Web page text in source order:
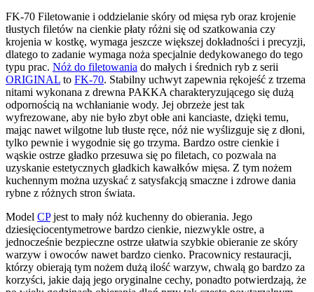
FK-70 Filetowanie i oddzielanie skóry od mięsa ryb oraz krojenie
tłustych filetów na cienkie płaty różni się od szatkowania czy
krojenia w kostkę, wymaga jeszcze większej dokładności i precyzji,
dlatego to zadanie wymaga noża specjalnie dedykowanego do tego
typu prac. Nóż do filetowania do małych i średnich ryb z serii
ORIGINAL to FK-70. Stabilny uchwyt zapewnia rękojeść z trzema
nitami wykonana z drewna PAKKA charakteryzującego się dużą
odpornością na wchłanianie wody. Jej obrzeże jest tak
wyfrezowane, aby nie było zbyt obłe ani kanciaste, dzięki temu,
mając nawet wilgotne lub tłuste ręce, nóż nie wyślizguje się z dłoni,
tylko pewnie i wygodnie się go trzyma. Bardzo ostre cienkie i
wąskie ostrze gładko przesuwa się po filetach, co pozwala na
uzyskanie estetycznych gładkich kawałków mięsa. Z tym nożem
kuchennym można uzyskać z satysfakcją smaczne i zdrowe dania
rybne z różnych stron świata.
Model CPjest to mały nóż kuchenny do obierania. Jego
dziesięciocentymetrowe bardzo cienkie, niezwykle ostre, a
jednocześnie bezpieczne ostrze ułatwia szybkie obieranie ze skóry
warzyw i owoców nawet bardzo cienko. Pracownicy restauracji,
którzy obierają tym nożem dużą ilość warzyw, chwalą go bardzo za
korzyści, jakie dają jego oryginalne cechy, ponadto potwierdzają, że